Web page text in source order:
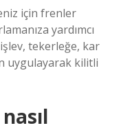
için frenler
yardımcı
tekerleğe, kar
uygulayarak kilitli